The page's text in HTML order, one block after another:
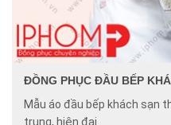
ĐỒNG PHỤC ĐẦU BẾP
Mẫu áo đầu bếp khách sạn
trung, hiện đại